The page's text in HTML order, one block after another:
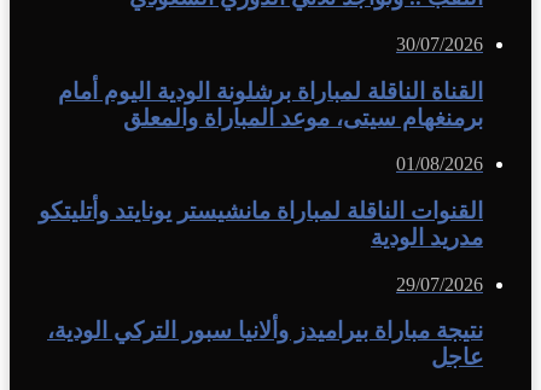
30/07/2026
القناة الناقلة لمباراة برشلونة الودية اليوم أمام
برمنغهام سيتى، موعد المباراة والمعلق
01/08/2026
القنوات الناقلة لمباراة مانشيستر يونايتد وأتليتكو
مدريد الودية
29/07/2026
نتيجة مباراة بيراميدز وألانيا سبور التركي الودية،
عاجل